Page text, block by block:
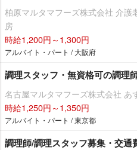
柏原マルタマフーズ株式会社 介
房
時給1,200円～1,300円
アルバイト・パート / 大阪府
調理スタッフ・無資格可の調理
名古屋マルタマフーズ株式会社 あ
時給1,250円～1,350円
アルバイト・パート / 東京都
調理師/調理スタッフ募集・交通